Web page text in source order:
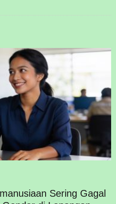
Sering Gagal